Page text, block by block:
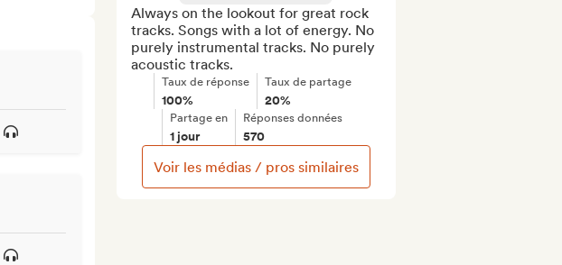
Always on the lookout for great rock
tracks. Songs with a lot of energy. No
purely instrumental tracks. No purely
acoustic tracks.
Taux de réponse
100%
Taux de partage
20%
Partage en
1 jour
Réponses données
570
Voir les médias / pros similaires